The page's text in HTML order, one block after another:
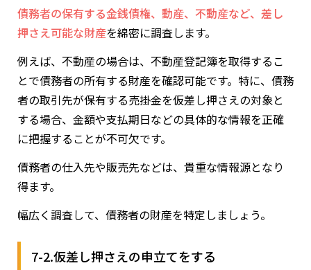
債務者の保有する金銭債権、動産、不動産など、差し
押さえ可能な財産を綿密に調査します。
例えば、不動産の場合は、不動産登記簿を取得するこ
とで債務者の所有する財産を確認可能です。特に、債務
者の取引先が保有する売掛金を仮差し押さえの対象と
する場合、金額や支払期日などの具体的な情報を正確
に把握することが不可欠です。
債務者の仕入先や販売先などは、貴重な情報源となり
得ます。
幅広く調査して、債務者の財産を特定しましょう。
7-2.仮差し押さえの申立てをする